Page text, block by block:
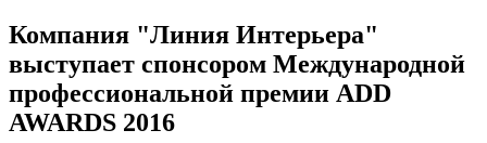
Компания "Линия Интерьера"
выступает спонсором Международной
профессиональной премии ADD
AWARDS 2016